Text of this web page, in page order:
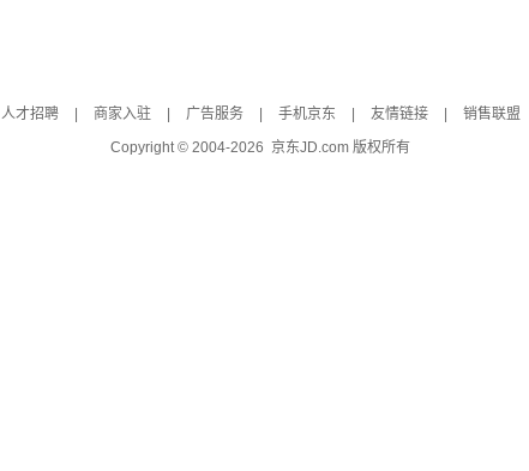
人才招聘 商家入驻 广告服务 手机京东 友情链接 销售联盟
Copyright © 2004-2026 京东JD.com 版权所有